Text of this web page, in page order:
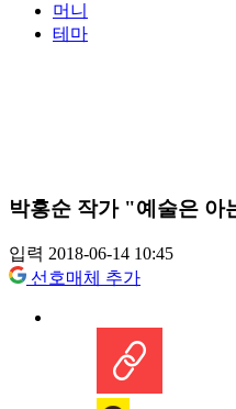
머니
테마
박홍순 작가 "예술은 아
입력 2018-06-14 10:45
선호매체 추가